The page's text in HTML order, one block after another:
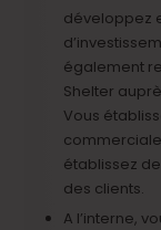
développez
également
Shelter
Vous
établissez
des clients.
A l’interne,